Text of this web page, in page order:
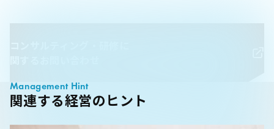
関連する経営のヒント
Management Hint